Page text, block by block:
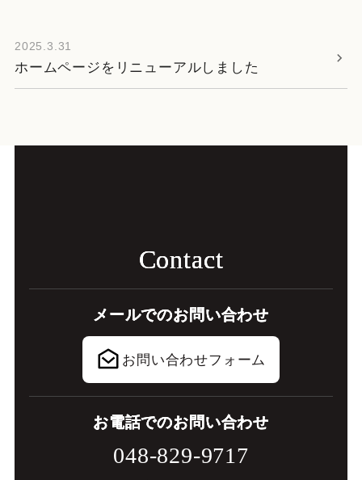
2025.3.31
ホームページをリニューアルしました
Contact
メールでのお問 い合わせ
お問い合わせフォーム
お電話でのお問 い合わせ
048-829-9717